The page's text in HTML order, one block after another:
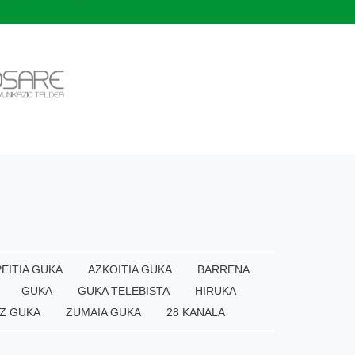
GUKA AZKOITIA GUKA
BARRENA
GUKA GUKA TELEBISTA
HIRUKA
GUKA ZUMAIA GUKA 28 KANALA